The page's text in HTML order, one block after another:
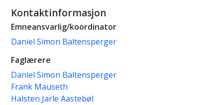
Kontaktinformasjon
Emneansvarlig/koordinator
Daniel Simon Baltensperger
Faglærere
Daniel Simon Baltensperger
Frank Mauseth
Halsten Jarle Aastebøl